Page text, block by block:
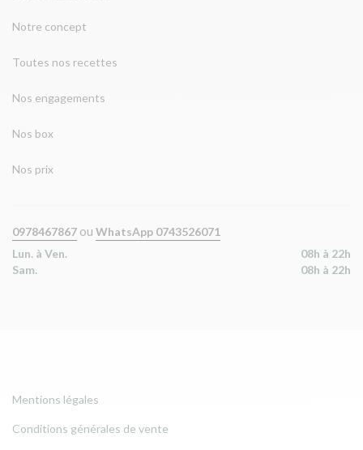
Notre concept
Toutes nos recettes
Nos engagements
Nos box
Nos prix
0978467867 ou WhatsApp 0743526071
Lun. à Ven.
08h à 22h
Sam.
08h à 22h
Mentions légales
Conditions générales de vente